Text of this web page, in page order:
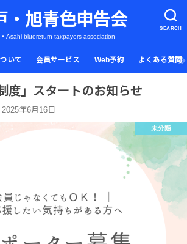
SEARCH
・旭青色申告会
Asahi bluereturn taxpayers association
いて 会員サービス Web予約 よくある質問
度」スタートのお知らせ
2025年6月16日
未分類